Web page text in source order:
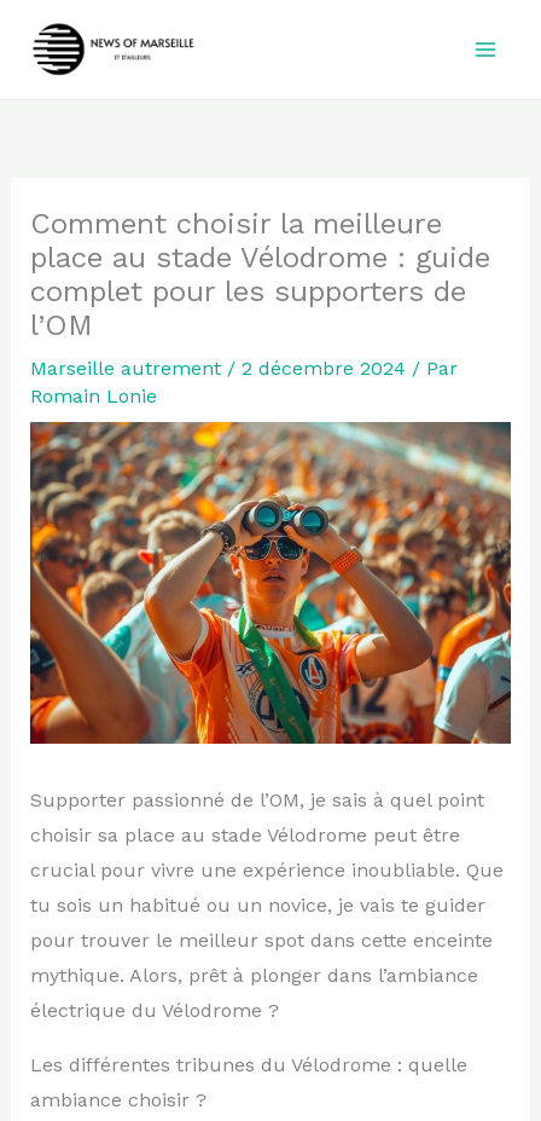
Comment choisir la meilleure
place au stade Vélodrome : guide
complet pour les supporters de
l’OM
Marseille autrement/ 2 décembre 2024 / Par
Romain Lonie
Supporter passionné de l’OM, je sais à quel point
choisir sa place au stade Vélodrome peut être
crucial pour vivre une expérience inoubliable. Que
tu sois un habitué ou un novice, je vais te guider
pour trouver le meilleur spot dans cette enceinte
mythique. Alors, prêt à plonger dans l’ambiance
électrique du Vélodrome ?
Les différentes tribunes du Vélodrome : quelle
ambiance choisir ?